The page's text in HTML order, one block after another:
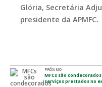
Glória, Secretária
presidente da APMFC.
PRÓXIMO
MFCs são
serviços prestados no